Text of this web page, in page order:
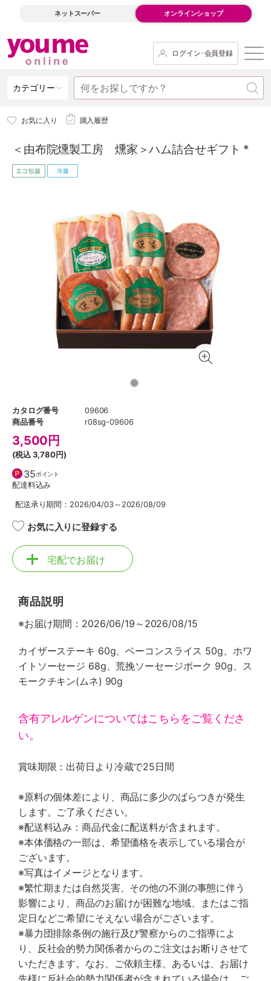
ネットスーパー オンラインショップ
ログイン･会員登録
カテゴリー
お気に入り 購入履歴
＜由布院燻製工房 燻家＞ハム詰合せギフト *
カタログ番号
09606
商品番号
r08sg-09606
3,500 円
(税込3,780円)
35ポイント
配達料込み
配送承り期間：2026/04/03～2026/08/09
お気に入りに登録する
宅配でお届け
商品説明
※お届け期間：2026/06/19～2026/08/15
カイザーステーキ 60g、ベーコンスライス 50g、ホワ
イトソーセージ 68g、荒挽ソーセージポーク 90g、ス
モークチキン(ムネ) 90g
含有アレルゲンについてはこちらをご覧くださ
い。
賞味期限：出荷日より冷蔵で25日間
※原料の個体差により、商品に多少のばらつきが発生
します。ご了承ください。
※配送料込み：商品代金に配送料が含まれます。
※本体価格の一部は、希望価格を表示している場合が
ございます。
※写真はイメージとなります。
※繁忙期または自然災害、その他の不測の事態に伴う
影響により、商品のお届けが困難な地域、またはご指
定日などご希望にそえない場合がございます。
※暴力団排除条例の施行及び警察からのご指導によ
り、反社会的勢力関係者からのご注文はお断りさせて
いただきます。なお、ご依頼主様、あるいは、お届け
先様に反社会的勢力関係者が含まれている場合は、ご